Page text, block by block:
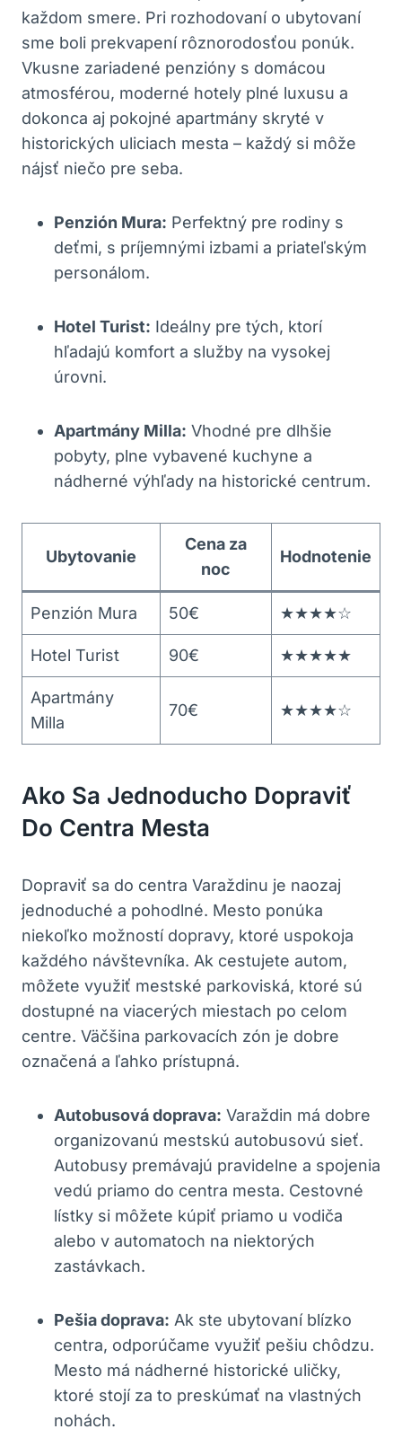
každom smere. Pri rozhodovaní o ubytovaní
sme boli prekvapení rôznorodosťou ponúk.
Vkusne zariadené penzióny s domácou
atmosférou, moderné hotely plné luxusu a
dokonca aj pokojné apartmány skryté v
historických uliciach mesta – každý si môže
nájsť niečo pre seba.
Penzión Mura: Perfektný pre rodiny s
deťmi, s príjemnými izbami a priateľským
personálom.
Hotel Turist: Ideálny pre tých, ktorí
hľadajú komfort a služby na vysokej
úrovni.
Apartmány Milla: Vhodné pre dlhšie
pobyty, plne vybavené kuchyne a
nádherné výhľady na historické centrum.
Ubytovanie
Cena za
noc
Hodnotenie
Penzión Mura 50€ ★★★★☆
Hotel Turist 90€ ★★★★★
Apartmány
Milla
70€ ★★★★☆
Ako Sa Jednoducho Dopraviť
Do Centra Mesta
Dopraviť sa do centra Varaždinu je naozaj
jednoduché a pohodlné. Mesto ponúka
niekoľko možností dopravy, ktoré uspokoja
každého návštevníka. Ak cestujete autom,
môžete využiť mestské parkoviská, ktoré sú
dostupné na viacerých miestach po celom
centre. Väčšina parkovacích zón je dobre
označená a ľahko prístupná.
Autobusová doprava: Varaždin má dobre
organizovanú mestskú autobusovú sieť.
Autobusy premávajú pravidelne a spojenia
vedú priamo do centra mesta. Cestovné
lístky si môžete kúpiť priamo u vodiča
alebo v automatoch na niektorých
zastávkach.
Pešia doprava: Ak ste ubytovaní blízko
centra, odporúčame využiť pešiu chôdzu.
Mesto má nádherné historické uličky,
ktoré stojí za to preskúmať na vlastných
nohách.